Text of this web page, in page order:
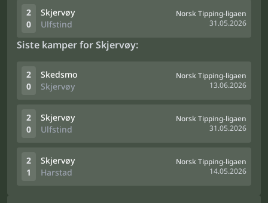
2
0
Skjervøy
Ulfstind
Norsk Tipping-ligaen
31.05.2026
Siste kamper for Skjervøy:
2
0
Skedsmo
Skjervøy
Norsk Tipping-ligaen
13.06.2026
2
0
Skjervøy
Ulfstind
Norsk Tipping-ligaen
31.05.2026
2
1
Skjervøy
Harstad
Norsk Tipping-ligaen
14.05.2026